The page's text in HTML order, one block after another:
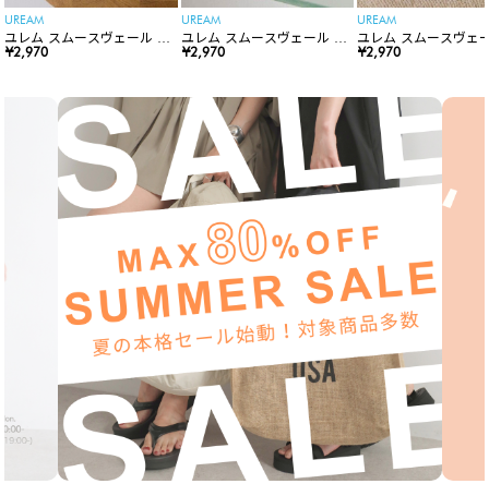
UREAM
ユレム スムースヴェール リ
ップスティック
¥2,970
UREAM
ユレム スムースヴェール リ
ップスティック
¥2,970
UREAM
ユレム スムースヴェ
ップスティック
¥2,970